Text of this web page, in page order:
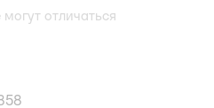
отличаться